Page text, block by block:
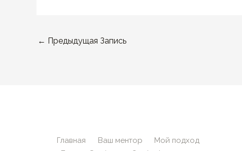
← Предыдущая Запись
Главная Ваш ментор
Мой подход